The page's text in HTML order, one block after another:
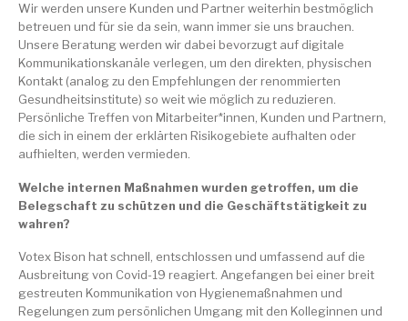
Wir werden unsere Kunden und Partner weiterhin bestmöglich
betreuen und für sie da sein, wann immer sie uns brauchen.
Unsere Beratung werden wir dabei bevorzugt auf digitale
Kommunikationskanäle verlegen, um den direkten, physischen
Kontakt (analog zu den Empfehlungen der renommierten
Gesundheitsinstitute) so weit wie möglich zu reduzieren.
Persönliche Treffen von Mitarbeiter*innen, Kunden und Partnern,
die sich in einem der erklärten Risikogebiete aufhalten oder
aufhielten, werden vermieden.
Welche internen Maßnahmen wurden getroffen, um die
Belegschaft zu schützen und die Geschäftstätigkeit zu
wahren?
Votex Bison hat schnell, entschlossen und umfassend auf die
Ausbreitung von Covid-19 reagiert. Angefangen bei einer breit
gestreuten Kommunikation von Hygienemaßnahmen und
Regelungen zum persönlichen Umgang mit den Kolleginnen und